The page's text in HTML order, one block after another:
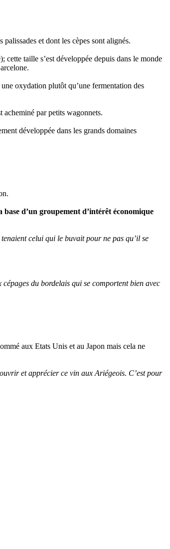
et dont les cèpes sont alignés.
taille s’est développée depuis dans le monde
oxydation plutôt qu’une fermentation des
acheminé par petits wagonnets.
développée dans les grands domaines
d’un groupement d’intérêt économique
celui qui le buvait pour ne pas qu’il se
du bordelais qui se comportent bien avec
aux Etats Unis et au Japon mais cela ne
et apprécier ce vin aux Ariégeois. C’est pour